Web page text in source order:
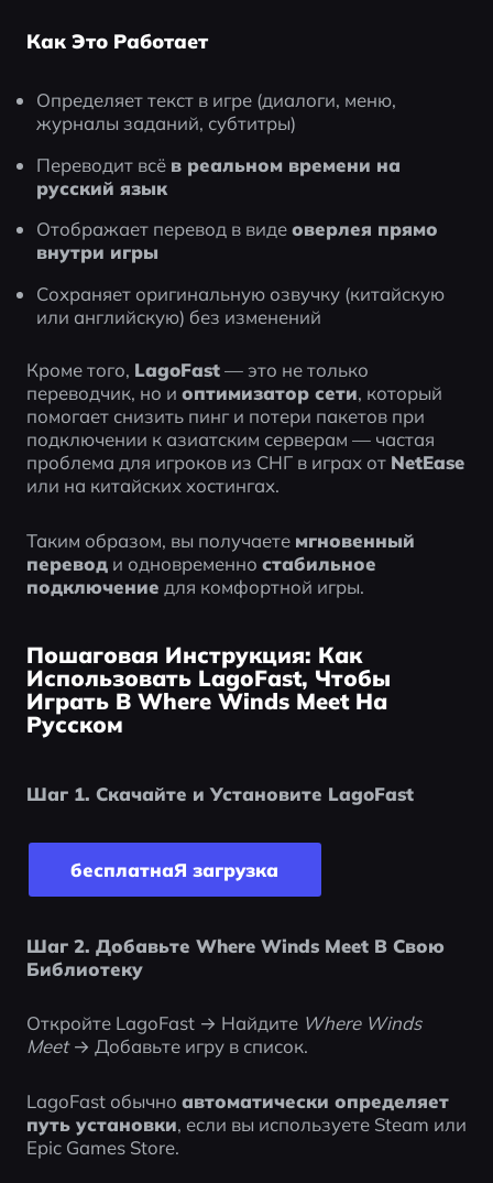
Как Это Работает
Определяет текст в игре (диалоги, меню,
журналы заданий, субтитры)
Переводит всё в реальном времени на
русский язык
Отображает перевод в виде оверлея прямо
внутри игры
Сохраняет оригинальную озвучку (китайскую
или английскую) без изменений
Кроме того, LagoFast — это не только
переводчик, но и оптимизатор сети, который
помогает снизить пинг и потери пакетов при
подключении к азиатским серверам — частая
проблема для игроков из СНГ в играх от NetEase
или на китайских хостингах.
Таким образом, вы получаете мгновенный
перевод и одновременно стабильное
подключение для комфортной игры.
Пошаговая Инструкция: Как
Использовать LagoFast, Чтобы
Играть В Where Winds Meet На
Русском
Шаг 1. Скачайте и Установите LagoFast
бесплатнаЯ загрyзка
Шаг 2. Добавьте Where Winds Meet В Свою
Библиотеку
Откройте LagoFast → Найдите Where Winds
Meet → Добавьте игру в список.
LagoFast обычно автоматически определяет
путь установки, если вы используете Steam или
Epic Games Store.